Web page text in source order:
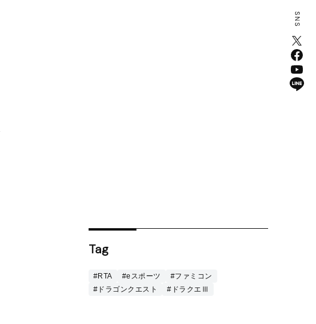
Tag
#RTA #eスポーツ
#ファミコン
#ドラゴンクエスト
#ドラクエⅢ